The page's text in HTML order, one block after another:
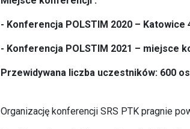
- Konferencja POLSTIM 2020 – Katowice
- Konferencja POLSTIM 2021 – miejsce
Przewidywana liczba uczestników: 600
Organizację konferencji SRS PTK pragnie